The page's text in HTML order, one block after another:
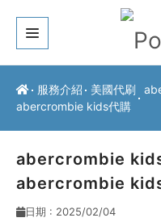
關於我們
服務介紹
常見問題
服務介紹 美國代刷
abercrombie kids代購
abercrombie
abercrombie
日期 : 2025/02/04